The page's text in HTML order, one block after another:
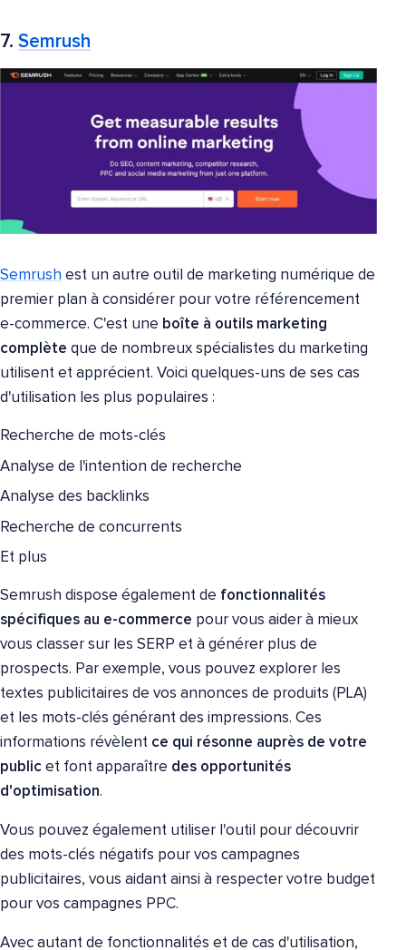
7. Semrush
Semrush est un autre outil de marketing numérique de
premier plan à considérer pour votre référencement
e-commerce. C'est une boîte à outils marketing
complète que de nombreux spécialistes du marketing
utilisent et apprécient. Voici quelques-uns de ses cas
d'utilisation les plus populaires :
Recherche de mots-clés
Analyse de l'intention de recherche
Analyse des backlinks
Recherche de concurrents
Et plus
Semrush dispose également de fonctionnalités
spécifiques au e-commerce pour vous aider à mieux
vous classer sur les SERP et à générer plus de
prospects. Par exemple, vous pouvez explorer les
textes publicitaires de vos annonces de produits (PLA)
et les mots-clés générant des impressions. Ces
informations révèlent ce qui résonne auprès de votre
public et font apparaître des opportunités
d'optimisation.
Vous pouvez également utiliser l'outil pour découvrir
des mots-clés négatifs pour vos campagnes
publicitaires, vous aidant ainsi à respecter votre budget
pour vos campagnes PPC.
Avec autant de fonctionnalités et de cas d'utilisation,